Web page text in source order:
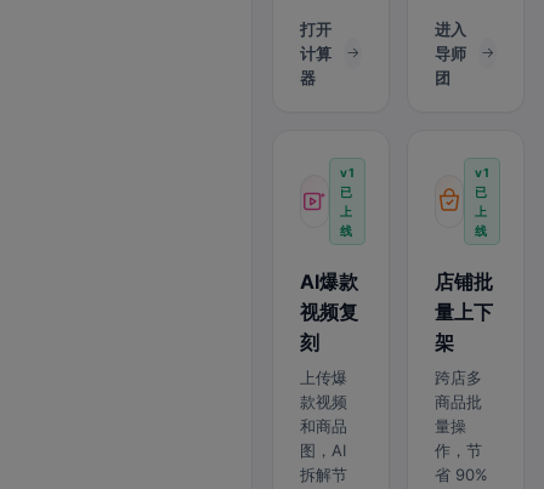
打开
计算
器
进入
导师
团
v1
已
上
线
AI爆款
视频复
刻
上传爆
款视频
和商品
图，AI
拆解节
v1
已
上
线
店铺批
量上下
架
跨店多
商品批
量操
作，节
省 90%